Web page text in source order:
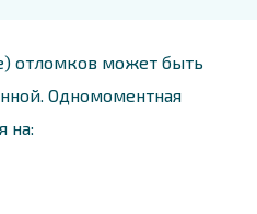
отломков может быть
Одномоментная
на: